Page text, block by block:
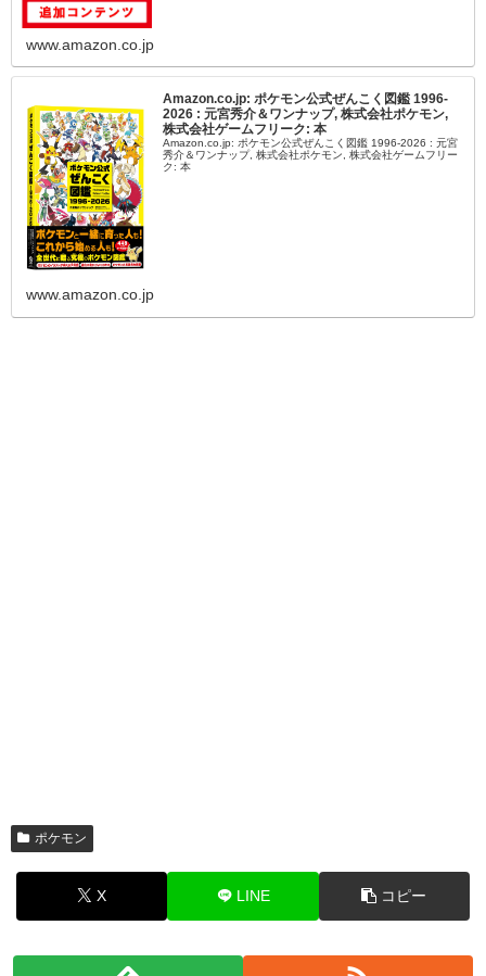
www.amazon.co.jp
Amazon.co.jp: ポケモン公式ぜんこく図鑑 1996-
2026 : 元宮秀介＆ワンナップ, 株式会社ポケモン,
株式会社ゲームフリーク: 本
Amazon.co.jp: ポケモン公式ぜんこく図鑑 1996-2026 : 元宮
秀介＆ワンナップ, 株式会社ポケモン, 株式会社ゲームフリー
ク: 本
www.amazon.co.jp
ポケモン
X LINE コピー